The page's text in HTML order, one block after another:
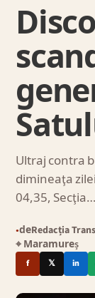
Ultraj contra
dimineaţa
04,35, Secţia…
●deRedacția
⌖ Maramureș
f 𝕏 in